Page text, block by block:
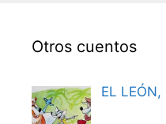
Otros cuentos
EL LEÓN,